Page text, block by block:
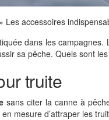
» Les accessoires
dans les
sa pêche. Quels sont
truite
sans citer la canne à
mesure d’attraper les